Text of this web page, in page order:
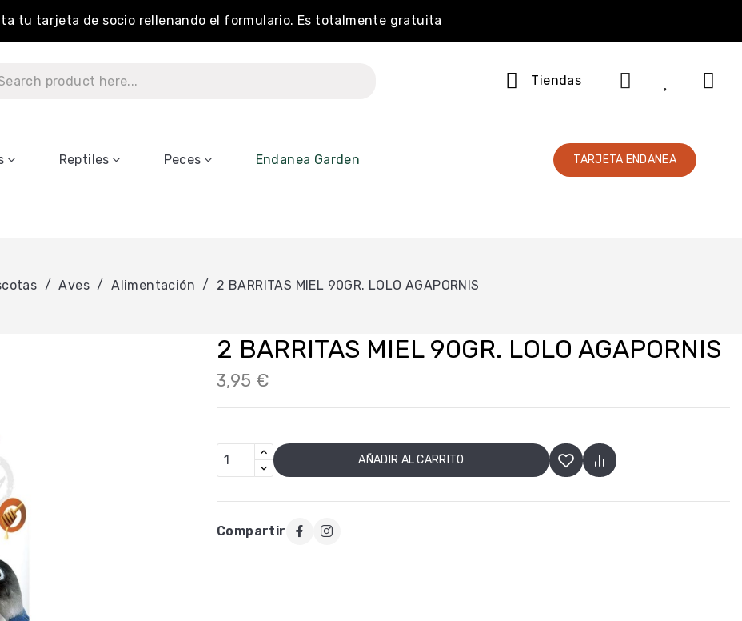
tu tarjeta de socio rellenando el formulario. Es totalmente gratuita
Tiendas
Reptiles Peces Endanea Garden TARJETA ENDANEA
Aves Alimentación 2 BARRITAS MIEL 90GR. LOLO AGAPORNIS
2 BARRITAS MIEL 90GR. LOLO AGAPORNIS
3,95 €
AÑADIR AL CARRITO
Compartir